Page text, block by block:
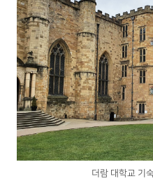
더람 대학교 기